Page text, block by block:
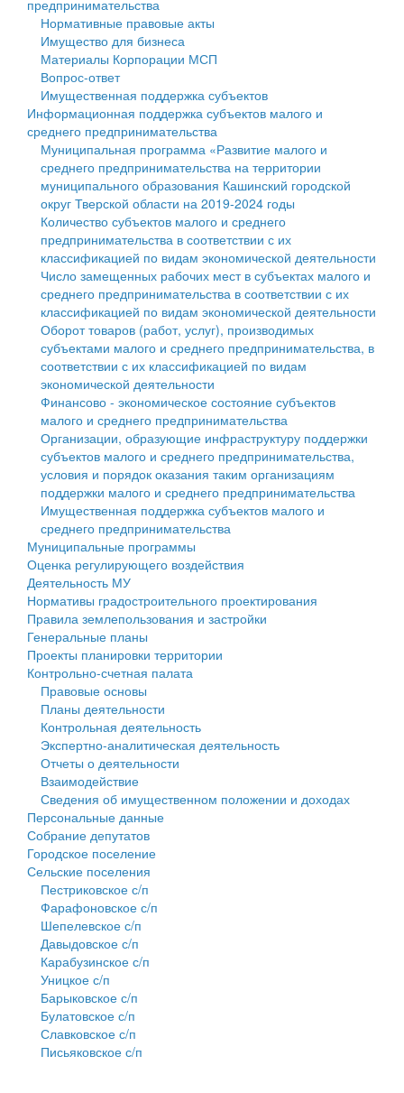
Государственные услуги
Промышленность и АПК
Экономика и бизнес
...
Символика
Устав
Гостям округа
Туризм
Культура
Образование
Здравоохранение
Социальная защита
Фотоальбом
муниципального округа Тверской области
Администрация Кашинского муниципального округа
Тверской области
Управление сельскими территориями
Открытые данные
Работа с обращениями граждан
Муниципальный контроль
Муниципальные услуги
Проекты административных регламентов
Антимонопольный комплаенс
Противодействие коррупции
Финансовое управление
Бюджет для граждан
Имущество
Выявление правообладателей ранее учтенных
объектов недвижимости
Имущественная поддержка субъектов малого и
среднего предпринимательства
Информационная поддержка субъектов малого и
среднего предпринимательства
Муниципальные программы
Контрольно-счетная палата
Персональные данные
Оценка регулирующего воздействия
Деятельность МУ
Нормативы градостроительного проектирования
Правила землепользования и застройки
Генеральные планы
Проекты планировки территории
Собрание депутатов
Городское поселение
Сельские поселения
предпринимательства
Нормативные правовые акты
Имущество для бизнеса
Материалы Корпорации МСП
Вопрос-ответ
Имущественная поддержка субъектов
Информационная поддержка субъектов малого и
среднего предпринимательства
Муниципальная программа «Развитие малого и
среднего предпринимательства на территории
муниципального образования Кашинский городской
округ Тверской области на 2019-2024 годы
Количество субъектов малого и среднего
предпринимательства в соответствии с их
классификацией по видам экономической деятельности
Число замещенных рабочих мест в субъектах малого и
среднего предпринимательства в соответствии с их
классификацией по видам экономической деятельности
Оборот товаров (работ, услуг), производимых
субъектами малого и среднего предпринимательства, в
соответствии с их классификацией по видам
экономической деятельности
Финансово - экономическое состояние субъектов
малого и среднего предпринимательства
Организации, образующие инфраструктуру поддержки
субъектов малого и среднего предпринимательства,
условия и порядок оказания таким организациям
поддержки малого и среднего предпринимательства
Имущественная поддержка субъектов малого и
среднего предпринимательства
Муниципальные программы
Оценка регулирующего воздействия
Деятельность МУ
Нормативы градостроительного проектирования
Правила землепользования и застройки
Генеральные планы
Проекты планировки территории
Контрольно-счетная палата
Правовые основы
Планы деятельности
Контрольная деятельность
Экспертно-аналитическая деятельность
Отчеты о деятельности
Взаимодействие
Сведения об имущественном положении и доходах
Персональные данные
Собрание депутатов
Городское поселение
Сельские поселения
Пестриковское с/п
Фарафоновское с/п
Шепелевское с/п
Давыдовское с/п
Карабузинское с/п
Уницкое с/п
Барыковское с/п
Булатовское с/п
Славковское с/п
Письяковское с/п